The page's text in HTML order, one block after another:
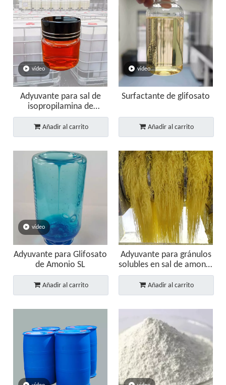
vídeo
Adyuvante para sal de
isopropilamina de
glifosato SL
Añadir al carrito
vídeo
Surfactante de glifosato
Añadir al carrito
vídeo
Adyuvante para Glifosato
de Amonio SL
Añadir al carrito
Adyuvante para gránulos
solubles en sal de amonio
y glifosato (SG)
Añadir al carrito